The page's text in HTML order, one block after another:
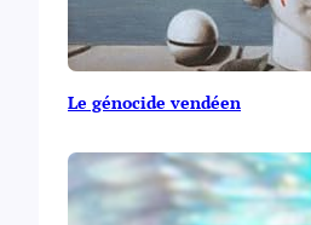
Le génocide vendéen